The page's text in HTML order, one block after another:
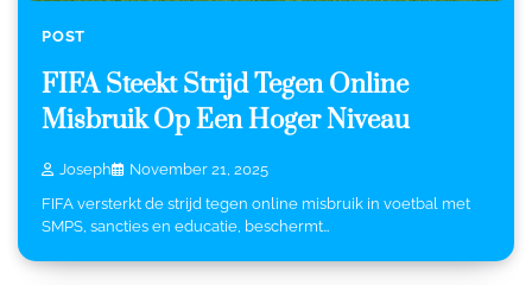
POST
FIFA Steekt Strijd Tegen Online
Misbruik Op Een Hoger Niveau
Joseph
November 21, 2025
FIFA versterkt de strijd tegen online misbruik in voetbal met
SMPS, sancties en educatie, beschermt…